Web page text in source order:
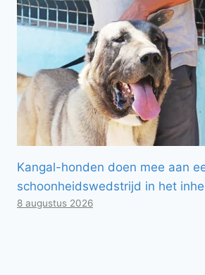
Kangal-honden doen mee aan
schoonheidswedstrijd in het
8 augustus 2026